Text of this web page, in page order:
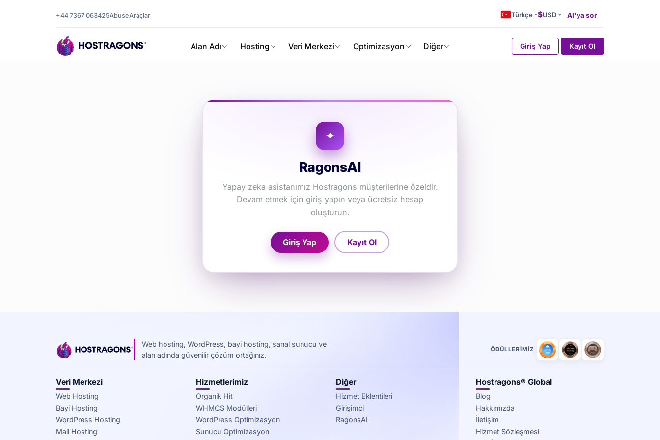
+44 7367 063425AbuseAraçlar Türkçe $USD AI'ya sor
Alan Adı Hosting Veri Merkezi Optimizasyon Diğer Giriş Yap Kayıt Ol
RagonsAI
Yapay zeka asistanımız Hostragons müşterilerine özeldir.
Devam etmek için giriş yapın veya ücretsiz hesap
oluşturun.
Giriş Yap Kayıt Ol
Web hosting, WordPress, bayi hosting, sanal sunucu ve
alan adında güvenilir çözüm ortağınız.
ÖDÜLLERIMIZ
Veri Merkezi
Web Hosting
Bayi Hosting
WordPress Hosting
Mail Hosting
Hizmetlerimiz
Organik Hit
WHMCS Modülleri
WordPress Optimizasyon
Sunucu Optimizasyon
Diğer
Hizmet Eklentileri
Girişimci
RagonsAI
Hostragons® Global
Blog
Hakkımızda
İletişim
Hizmet Sözleşmesi